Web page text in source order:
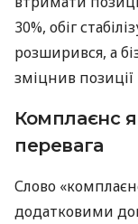
30%, обіг
розширився, а
зміцнив позиції
Комплаєнс
перевага
Слово
додатковими